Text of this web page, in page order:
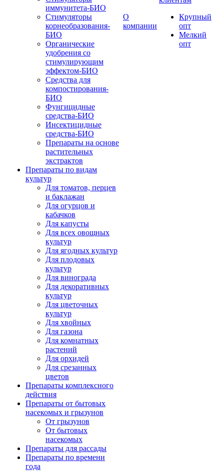
иммунитета-БИО
Стимуляторы
корнеобразования-
БИО
Органические
удобрения со
стимулирующим
эффектом-БИО
Средства для
компостирования-
БИО
Фунгицидные
средства-БИО
Инсектицидные
средства-БИО
Препараты на основе
растительных
экстрактов
Препараты по видам
культур
Для томатов, перцев
и баклажан
Для огурцов и
кабачков
Для капусты
Для всех овощных
культур
Для ягодных культур
Для плодовых
культур
Для винограда
Для декоративных
культур
Для цветочных
культур
Для хвойных
Для газона
Для комнатных
растений
Для орхидей
Для срезанных
цветов
Препараты комплексного
действия
Препараты от бытовых
насекомых и грызунов
От грызунов
От бытовых
насекомых
Препараты для рассады
Препараты по времени
года
О
компании
Крупный
опт
Мелкий
опт